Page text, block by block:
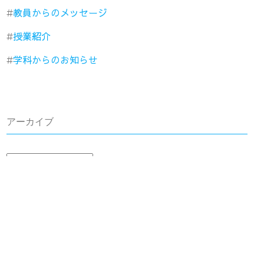
教員からのメッセージ
授業紹介
学科からのお知らせ
アーカイブ